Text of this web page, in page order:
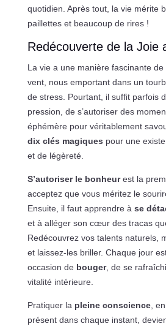
quotidien. Après tout, la vie mérite
paillettes et beaucoup de rires !
Redécouverte de la Joie
La vie a une manière fascinante
vent, nous emportant dans un
de stress. Pourtant, il suffit parfois
pression, de s’autoriser des
éphémère pour véritablement
dix clés magiques pour une
et de légèreté.
S’autoriser le bonheurest la
acceptez que vous méritez le
Ensuite, il faut apprendre à se
et à alléger son cœur des tracas
Redécouvrez vos talents naturels,
et laissez-les briller. Chaque jour
occasion de bouger, de se
vitalité intérieure.
Pratiquer la pleine conscience,
présent dans chaque instant,